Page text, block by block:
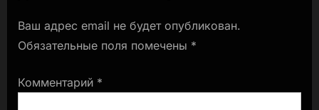
Ваш адрес email не будет опубликован.
Обязательные поля помечены *
Комментарий *